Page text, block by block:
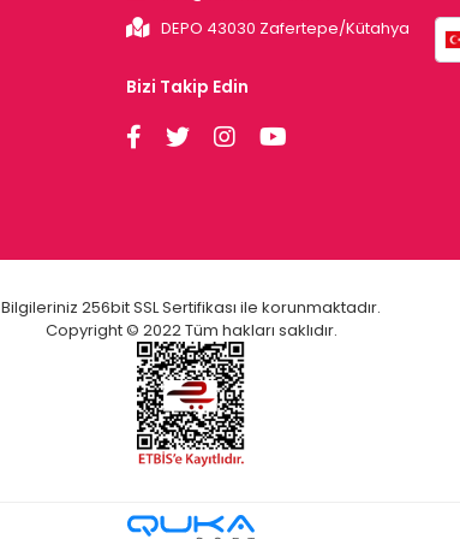
DEPO 43030 Zafertepe/Kütahya
Bizi Takip Edin
Bilgileriniz 256bit SSL Sertifikası ile korunmaktadır.
Copyright © 2022 Tüm hakları saklıdır.